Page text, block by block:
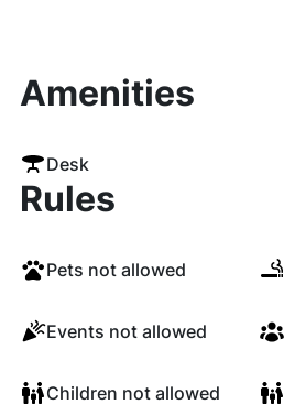
Amenities
Desk
Rules
Pets not allowed
Events not allowed
Children not allowed